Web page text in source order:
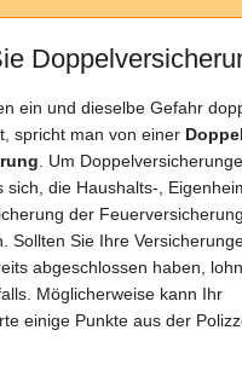
ein und dieselbe Gefahr
spricht man von einer
. Um
sich, die Haushalts-,
der Feuerversicherung
Sollten Sie Ihre
abgeschlossen haben,
Möglicherweise kann Ihr
einige Punkte aus der